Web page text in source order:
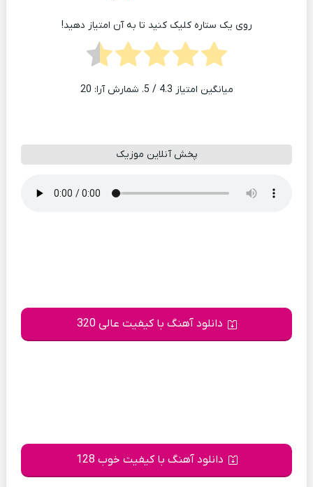
روی یک ستاره کلیک کنید تا به آن امتیاز دهید!
میانگین امتیاز 4.3 / 5. شمارش آرا: 20
پخش آنلاین موزیک
دانلود آهنگ با کیفیت عالی 320
دانلود آهنگ با کیفیت خوب 128